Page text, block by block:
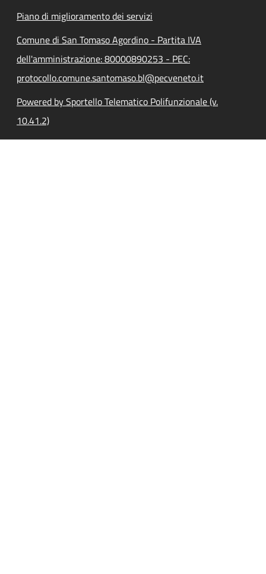
Piano di miglioramento dei servizi
Comune di San Tomaso Agordino - Partita IVA
dell'amministrazione: 80000890253 - PEC:
protocollo.comune.santomaso.bl@pecveneto.it
Powered by Sportello Telematico Polifunzionale (v.
10.41.2)